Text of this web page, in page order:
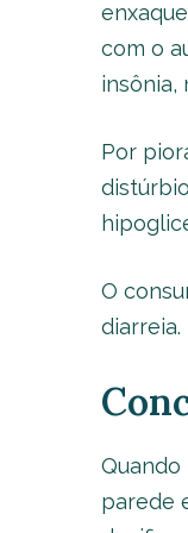
com o
insônia,
Por
O
diarreia.
parede